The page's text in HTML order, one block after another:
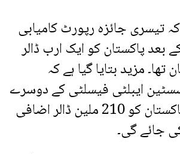
تیسری جائزہ رپورٹ کامیابی
بعد پاکستان کو ایک ارب ڈالر
تھا۔ مزید بتایا گیا ہے کہ
ایبلٹی فیسلٹی کے دوسرے
جائزے کے بعد پاکستان کو 210 ملین ڈالر اضافی
جائے گی۔